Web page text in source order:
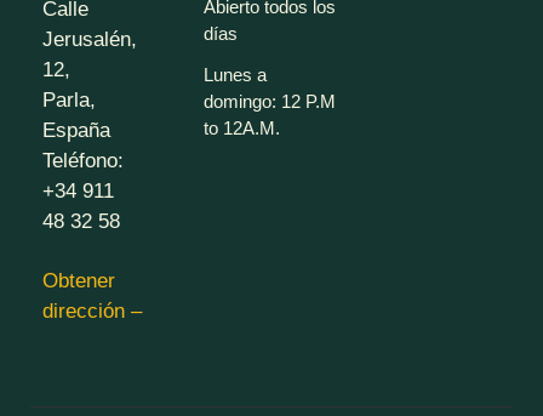
Calle
Jerusalén,
12,
Parla,
España
Teléfono:
+34 911
48 32 58
Obtener
dirección –
Abierto todos los
días
Lunes a
domingo: 12 P.M
to 12A.M.